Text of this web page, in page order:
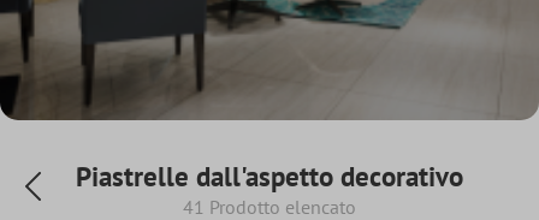
Piastrelle dall'aspetto decorativo
41 Prodotto elencato